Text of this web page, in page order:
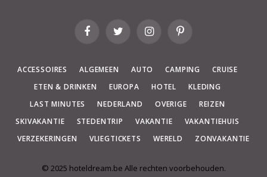
FacebookTwitter InstagramPinterest
ACCESSOIRES ALGEMEEN AUTO CAMPING
CRUISE
ETEN & DRINKEN
EUROPA HOTEL
KLEDING
LAST MINUTES
NEDERLAND OVERIGE
REIZEN
SKIVAKANTIE
STEDENTRIP VAKANTIE
VAKANTIEHUIS
VERZEKERINGEN
VLIEGTICKETS WERELD ZONVAKANTIE
© 2025 hoteldream.be Alle rechten voorbehouden.